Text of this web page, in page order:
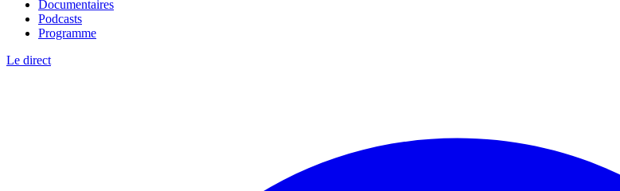
Documentaires
Podcasts
Programme
Le direct